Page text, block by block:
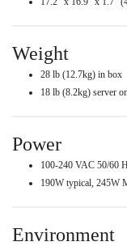
Weight
28 lb (12.7kg) in box
18 lb (8.2kg) server
Power
100-240 VAC 50/60
190W typical, 245W
Environment